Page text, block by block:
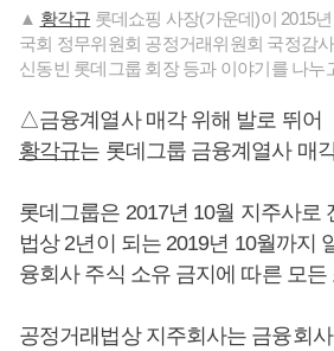
▲ 황각규 롯데쇼핑 사장(가운데)이 2015
국회 정무위원회 공정거래위원회 국정감
신동빈 롯데그룹 회장 등과 이야기를 나누
△금융계열사 매각 위해 발로 뛰어
황각규는 롯데그룹 금융계열사 매
롯데그룹은 2017년 10월 지주사로
법상 2년이 되는 2019년 10월까지
융회사 주식 소유 금지에 따른 모
공정거래법상 지주회사는 금융회